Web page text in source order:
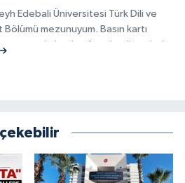
Edebali Üniversitesi Türk Dili ve
Bölümü mezunuyum. Basın kartı
gazeteci olarak, güncel gelişmeleri
ve tarafsız bilgilerle buluşturmayı
Habercilik anlayışımda etik
ürettiğim içeriklerle kamuoyuna